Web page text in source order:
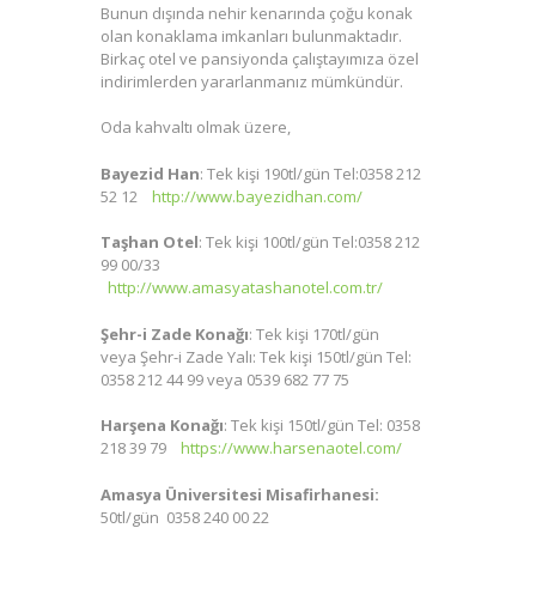
Bunun dışında nehir kenarında çoğu konak
olan konaklama imkanları bulunmaktadır.
Birkaç otel ve pansiyonda çalıştayımıza özel
indirimlerden yararlanmanız mümkündür.
Oda kahvaltı olmak üzere,
Bayezid Han: Tek kişi 190tl/gün Tel:0358 212
52 12 http://www.bayezidhan.com/
Taşhan Otel: Tek kişi 100tl/gün Tel:0358 212
99 00/33
http://www.amasyatashanotel.com.tr/
Şehr-i Zade Konağı: Tek kişi 170tl/gün
veya Şehr-i Zade Yalı: Tek kişi 150tl/gün Tel:
0358 212 44 99 veya 0539 682 77 75
Harşena Konağı: Tek kişi 150tl/gün Tel: 0358
218 39 79 https://www.harsenaotel.com/
Amasya Üniversitesi Misafirhanesi:
50tl/gün 0358 240 00 22